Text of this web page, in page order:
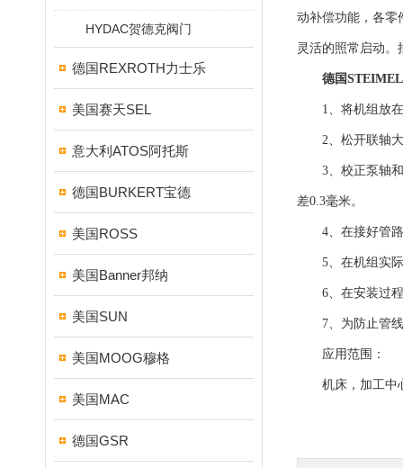
HYDAC贺德克阀门
德国REXROTH力士乐
美国赛天SEL
意大利ATOS阿托斯
德国BURKERT宝德
美国ROSS
美国Banner邦纳
美国SUN
美国MOOG穆格
美国MAC
德国GSR
动补偿功能，各零
灵活的照常启动。
德国
1、将机组放在
2、松开联轴大
3、校正泵轴和
差0.3毫米。
4、在接好管路
5、在机组实际
6、在安装过程
7、为防止管线
应用范围：
机床，加工中心